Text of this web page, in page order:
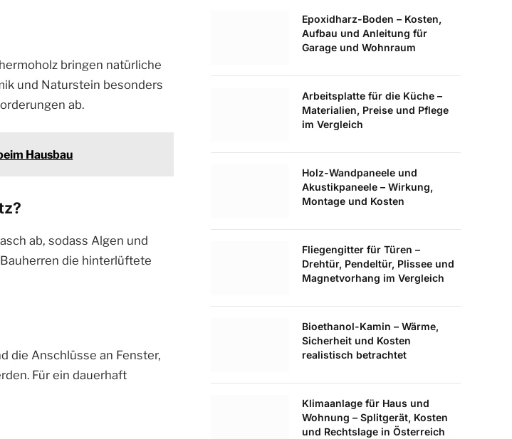
bringen natürliche
und Naturstein besonders
ab.
Hausbau
ab, sodass Algen und
die hinterlüftete
die Anschlüsse an Fenster,
Für ein dauerhaft
Epoxidharz-Boden – Kosten,
Aufbau und Anleitung für
Garage und Wohnraum
Arbeitsplatte für die Küche –
Materialien, Preise und Pflege
im Vergleich
Holz-Wandpaneele und
Akustikpaneele – Wirkung,
Montage und Kosten
Fliegengitter für Türen –
Drehtür, Pendeltür, Plissee und
Magnetvorhang im Vergleich
Bioethanol-Kamin – Wärme,
Sicherheit und Kosten
realistisch betrachtet
Klimaanlage für Haus und
Wohnung – Splitgerät, Kosten
und Rechtslage in Österreich